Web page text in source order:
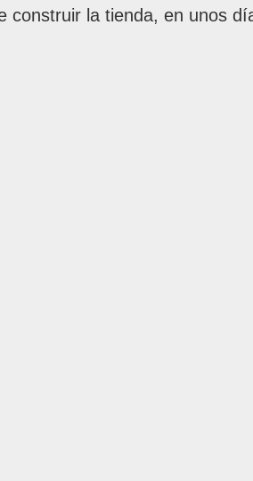
construir la tienda, en unos